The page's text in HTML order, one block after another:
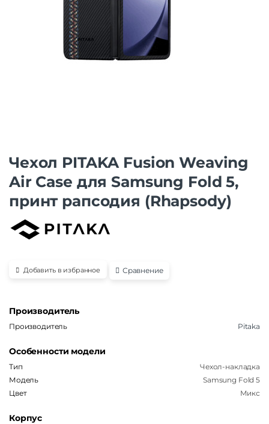
Чехол PITAKA Fusion Weaving
Air Case для Samsung Fold 5,
принт рапсодия (Rhapsody)
Добавить в избранное Сравнение
Производитель
Производитель Pitaka
Особенности модели
Тип
Чехол-накладка
Модель
Samsung Fold 5
Цвет
Микс
Корпус